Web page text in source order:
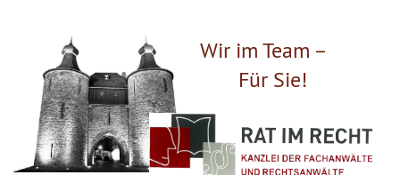
Wir im Team –
Für Sie!